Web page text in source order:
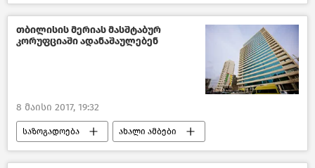
კულტურა საქართველოში
თბილისის მერიას მასშტაბურ
კორუფციაში ადანაშაულებენ
8 მაისი 2017, 19:32
საზოგადოება ახალი ამბები
საქართველო კორუფციის წინააღმდეგ–2018